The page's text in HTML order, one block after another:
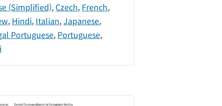
(Simplified), Czech, French,
, Hindi, Italian,Japanese,
Portuguese, Portuguese,